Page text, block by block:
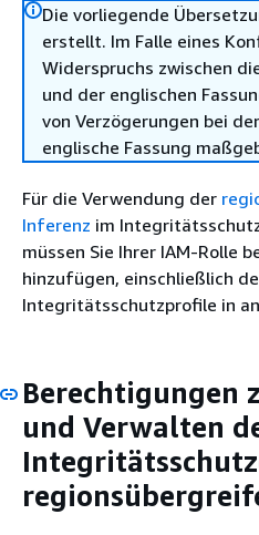
Die vorliegende
erstellt. Im Falle eines
Widerspruchs zwischen
und der englischen
von Verzögerungen bei
englische Fassung
Für die Verwendung der
Inferenz im
müssen Sie Ihrer IAM-Rolle
hinzufügen, einschließlich
Integritätsschutzprofile in
Berechtigungen
und Verwalten